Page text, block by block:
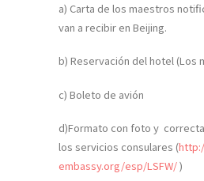
a) Carta de los maestros
van a recibir en Beijing.
b) Reservación del hotel (Los
c) Boleto de avión
d)Formato con foto y
los servicios consulares (
embassy.org/esp/LSFW/)